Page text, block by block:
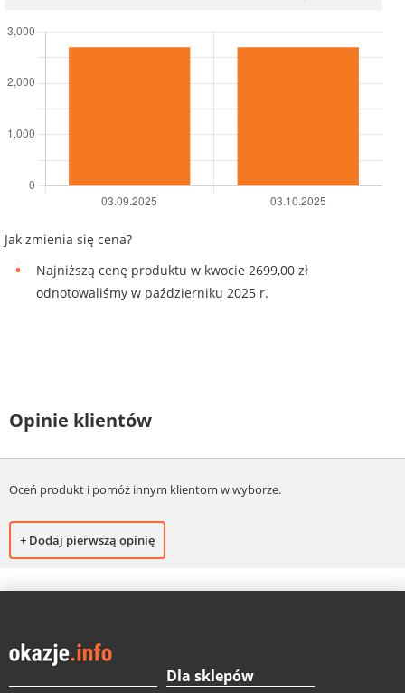
Jak zmienia się cena?
Najniższą cenę produktu w kwocie 2699,00 zł
odnotowaliśmy w październiku 2025 r.
Opinie klientów
Oceń produkt i pomóż innym klientom w wyborze.
+ Dodaj pierwszą opinię
Dla sklepów